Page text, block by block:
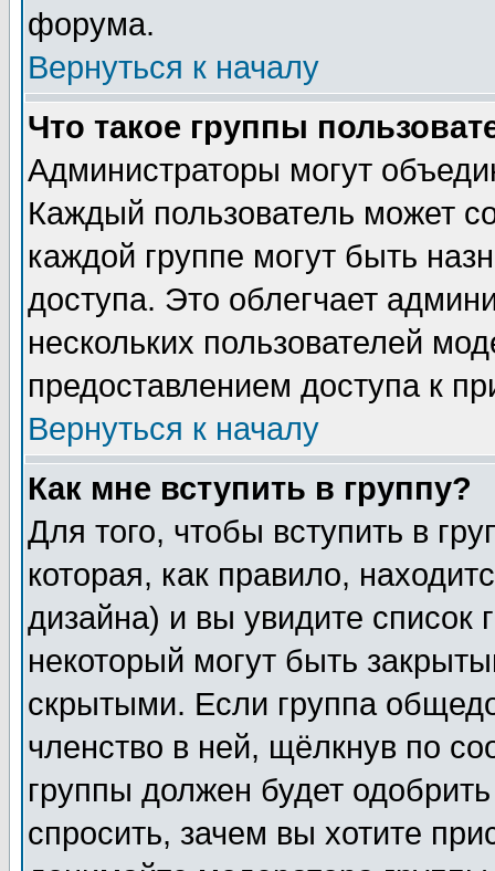
форума.
Вернуться к началу
Что такое группы
Администраторы могут
Каждый пользователь может
каждой группе могут быть
доступа. Это облегчает
нескольких пользователей
предоставлением доступа к
Вернуться к началу
Как мне вступить в группу?
Для того, чтобы вступить в
которая, как правило,
дизайна) и вы увидите список
некоторый могут быть
скрытыми. Если группа
членство в ней, щёлкнув по
группы должен будет
спросить, зачем вы хотите